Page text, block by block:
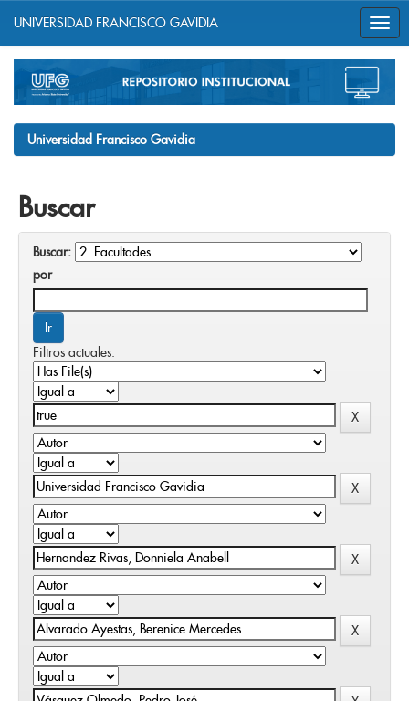
navigation
UNIVERSIDAD FRANCISCO GAVIDIA
Universidad Francisco Gavidia
Buscar
Buscar:
por
Filtros actuales: